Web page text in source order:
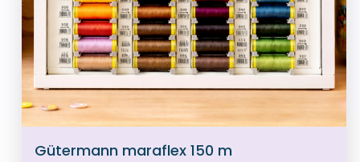
Gütermann maraflex 150 m